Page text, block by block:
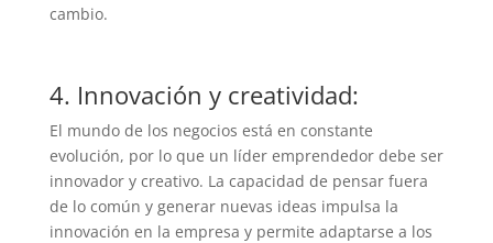
cambio.
4. Innovación y creatividad:
El mundo de los negocios está en constante
evolución, por lo que un líder emprendedor debe ser
innovador y creativo. La capacidad de pensar fuera
de lo común y generar nuevas ideas impulsa la
innovación en la empresa y permite adaptarse a los